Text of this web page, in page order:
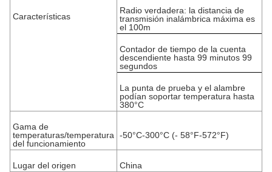
Características
Radio verdadera: la distancia de
transmisión inalámbrica máxima es
el 100m
Contador de tiempo de la cuenta
descendiente hasta 99 minutos 99
segundos
La punta de prueba y el alambre
podían soportar temperatura hasta
380°C
Gama de
temperaturas/temperatura
del funcionamiento
-50°C-300°C (- 58°F-572°F)
Lugar del origen China